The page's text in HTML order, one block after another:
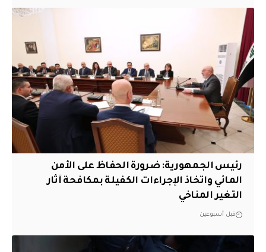
رئيس الجمهورية: ضرورة الحفاظ على الأمن
المائي واتخاذ الإجراءات الكفيلة بمكافحة آثار
التغير المناخي
قبل أسبوعين